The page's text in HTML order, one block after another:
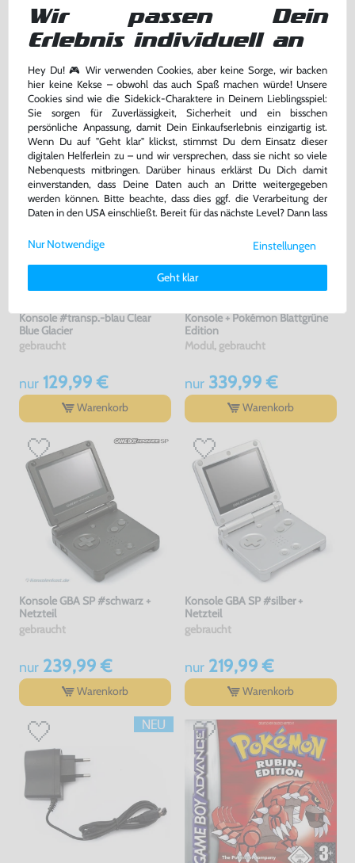
jetzt nur3,00 €
Warenkorb
nur189,99 €
Warenkorb
DAS HABEN ANDERE DAZU
GEKAUFT
Konsole #transp.-blau Clear
Blue Glacier
gebraucht
nur129,99 €
Warenkorb
Konsole + Pokémon Blattgrüne
Edition
Modul, gebraucht
nur339,99 €
Warenkorb
Konsole GBA SP #schwarz +
Netzteil
gebraucht
nur239,99 €
Warenkorb
Konsole GBA SP #silber +
Netzteil
gebraucht
nur219,99 €
Warenkorb
Wir passen Dein
Erlebnis individuell an
Hey Du! 🎮 Wir verwenden Cookies, aber keine Sorge, wir backen
hier keine Kekse – obwohl das auch Spaß machen würde! Unsere
Cookies sind wie die Sidekick-Charaktere in Deinem Lieblingsspiel:
Sie sorgen für Zuverlässigkeit, Sicherheit und ein bisschen
persönliche Anpassung, damit Dein Einkaufserlebnis einzigartig ist.
Wenn Du auf "Geht klar" klickst, stimmst Du dem Einsatz dieser
digitalen Helferlein zu – und wir versprechen, dass sie nicht so viele
Nebenquests mitbringen. Darüber hinaus erklärst Du Dich damit
einverstanden, dass Deine Daten auch an Dritte weitergegeben
werden können. Bitte beachte, dass dies ggf. die Verarbeitung der
Daten in den USA einschließt. Bereit für das nächste Level? Dann lass
Weitere Informationen zu den von uns verwendeten Cookies und
Deinen Rechten als Nutzer findest Du in unsererDaten­schutz­
Impressum.
Einstellungen
Geht klar
Nur Notwendige